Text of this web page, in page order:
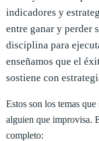
indicadores y
entre ganar y perder
disciplina para
enseñamos que el
sostiene con
Estos son los temas
alguien que improvisa.
completo: